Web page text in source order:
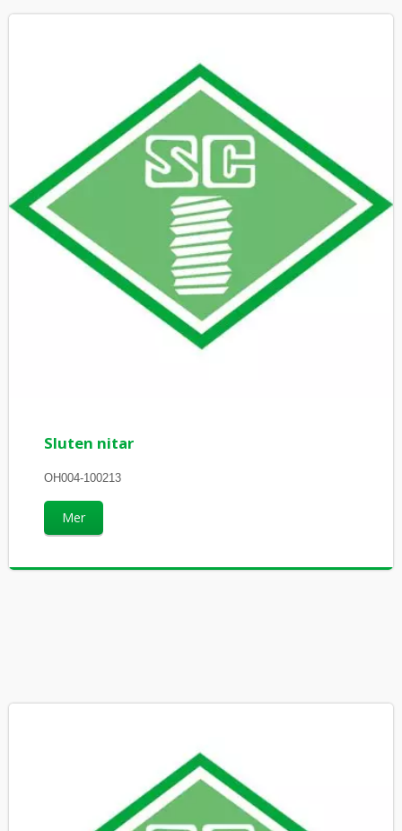
Sluten nitar
OH004-100213
Mer